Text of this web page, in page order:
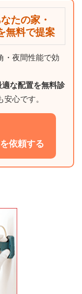
たの家・
無料で提案
・夜間性能で効
適な配置を無料診
心です。
依頼する